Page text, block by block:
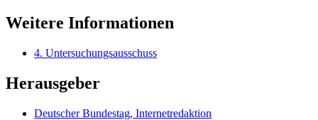
Weitere Informationen
4. Untersuchungsausschuss
Herausgeber
Deutscher Bundestag, Internetredaktion